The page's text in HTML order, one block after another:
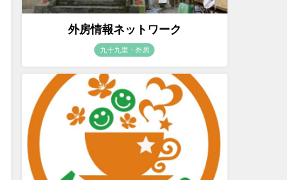
外房情報ネットワーク
九十九里・外房